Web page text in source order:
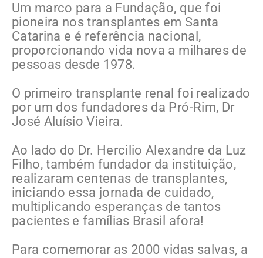
Um marco para a Fundação, que foi
pioneira nos transplantes em Santa
Catarina e é referência nacional,
proporcionando vida nova a milhares de
pessoas desde 1978.
O primeiro transplante renal foi realizado
por um dos fundadores da Pró-Rim, Dr
José Aluísio Vieira.
Ao lado do Dr. Hercilio Alexandre da Luz
Filho, também fundador da instituição,
realizaram centenas de transplantes,
iniciando essa jornada de cuidado,
multiplicando esperanças de tantos
pacientes e famílias Brasil afora!
Para comemorar as 2000 vidas salvas, a